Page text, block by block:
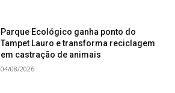
Parque Ecológico ganha ponto do
Tampet Lauro e transforma reciclagem
em castração de animais
04/08/2026